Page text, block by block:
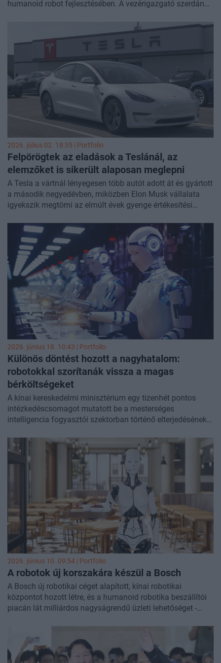
humanoid robot fejlesztésében. A vezérigazgató szerdán
lassú lesz, mivel a vállalat egy teljesen új gyártási rendszert
épít fel, ez a folyamat ugyanis egyáltalán nem hasonlít a
hagyományos autógyártásra.
2026. július 02. 18:35 | Portfolio
Felpörögtek az eladások a Teslánál, az
elemzőket is sikerült alaposan meglepni
A Tesla a vártnál lényegesen több autót adott át és gyártott
a második negyedévben, miközben Elon Musk vállalata
igyekszik megtörni az elmúlt évek gyenge értékesítési
2026. június 18. 10:43 | Portfolio
Különös döntést hozott a nagyhatalom:
robotokkal szorítanák vissza a magas
bérköltségeket
A kínai kereskedelmi minisztérium egy tizenhét pontos
intézkedéscsomagot mutatott be a mesterséges
intelligencia fogyasztói szektorban történő elterjedésének
egyaránt érinti.
2026. június 10. 09:54 | Portfolio
A robotok új korszakára készül a Bosch
A Bosch új robotikai céget alapított, kínai robotikai
központot hozott létre, és a humanoid robotika beszállítói
piacán lát milliárdos nagyságrendű üzleti lehetőséget -